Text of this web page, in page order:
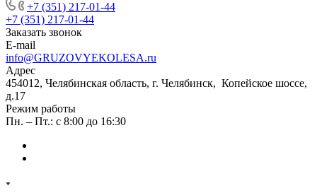
+7 (351) 217-01-44
+7 (351) 217-01-44
Заказать звонок
E-mail
info@GRUZOVYEKOLESA.ru
Адрес
454012, Челябинская область, г. Челябинск, Копейское шоссе,
д.17
Режим работы
Пн. – Пт.: с 8:00 до 16:30